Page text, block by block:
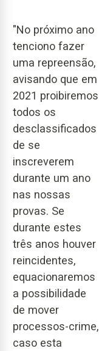
"No próximo ano
tenciono fazer
uma repreensão,
avisando que em
2021 proibiremos
todos os
desclassificados
de se
inscreverem
durante um ano
nas nossas
provas. Se
durante estes
três anos houver
reincidentes,
equacionaremos
a possibilidade
de mover
processos-crime,
caso esta